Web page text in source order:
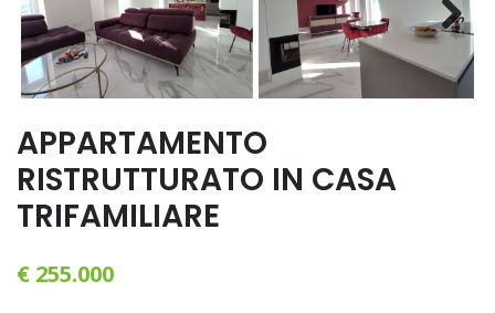
APPARTAMENTO
RISTRUTTURATO IN CASA
TRIFAMILIARE
€ 255.000